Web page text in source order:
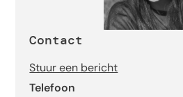
Contact
Stuur een bericht
Telefoon